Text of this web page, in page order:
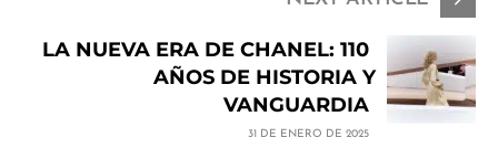
LA NUEVA ERA DE CHANEL: 110
AÑOS DE HISTORIA Y
VANGUARDIA
31 DE ENERO DE 2025